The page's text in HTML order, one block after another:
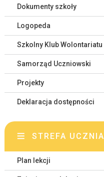
Dokumenty szkoły
Logopeda
Szkolny Klub Wolontariatu
Samorząd Uczniowski
Projekty
Deklaracja dostępności
STREFA UCZNIA
Plan lekcji